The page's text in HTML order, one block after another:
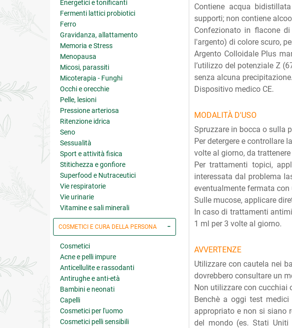
Energetici e tonificanti
Fermenti lattici probiotici
Ferro
Gravidanza, allattamento
Memoria e Stress
Menopausa
Micosi, parassiti
Micoterapia - Funghi
Occhi e orecchie
Pelle, lesioni
Pressione arteriosa
Ritenzione idrica
Seno
Sessualità
Sport e attività fisica
Stitichezza e gonfiore
Superfood e Nutraceutici
Vie respiratorie
Vie urinarie
Vitamine e sali minerali
COSMETICI E CURA DELLA PERSONA
Cosmetici
Acne e pelli impure
Anticellulite e rassodanti
Antirughe e anti-età
Bambini e neonati
Capelli
Cosmetici per l'uomo
Cosmetici pelli sensibili
Contiene acqua
supporti; non contiene
Confezionato in flacone
l'argento) di colore scuro,
Argento Colloidale Plus
l’utilizzo del potenziale Z
senza alcuna precipitazione.
Dispositivo medico CE.
MODALITÀ D'USO
Spruzzare in bocca o sulla
Per detergere e controllare
volte al giorno, da
Per trattamenti topici,
interessata dal problema
eventualmente fermata con
Sulle mucose, applicare
In caso di trattamenti
1 ml per 3 volte al giorno.
AVVERTENZE
Utilizzare con cautela nei
dovrebbero consultare un
Non utilizzare con cucchiai
Benchè a oggi test
appropriato e non si siano
del mondo (es. Stati Uniti